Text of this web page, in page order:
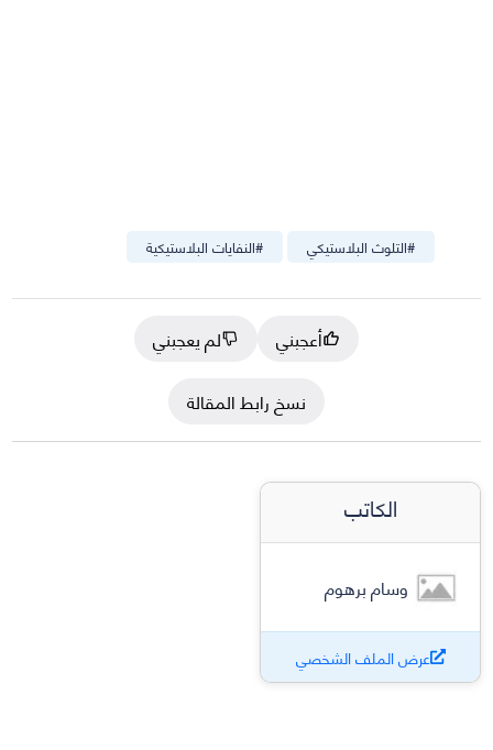
#النفايات البلاستيكية #التلوث البلاستيكي
أعجبني
لم يعجبني
نسخ رابط المقالة
الكاتب
وسام برهوم
عرض الملف الشخصي